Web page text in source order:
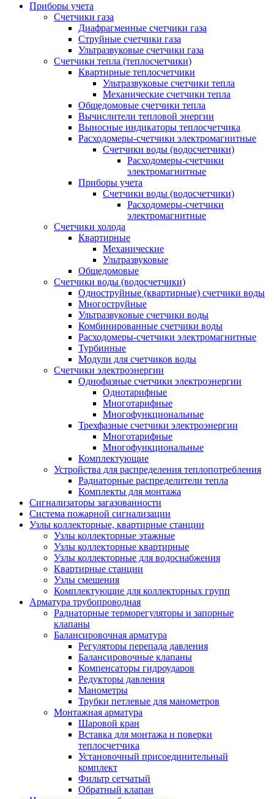
Приборы учета
Счетчики газа
Диафрагменные счетчики газа
Струйные счетчики газа
Ультразвуковые счетчики газа
Счетчики тепла (теплосчетчики)
Квартирные теплосчетчики
Ультразвуковые счетчики тепла
Механические счетчики тепла
Общедомовые счетчики тепла
Вычислители тепловой энергии
Выносные индикаторы теплосчетчика
Расходомеры-счетчики электромагнитные
Счетчики воды (водосчетчики)
Расходомеры-счетчики
электромагнитные
Приборы учета
Счетчики воды (водосчетчики)
Расходомеры-счетчики
электромагнитные
Счетчики холода
Квартирные
Механические
Ультразвуковые
Общедомовые
Счетчики воды (водосчетчики)
Одноструйные (квартирные) счетчики воды
Многоструйные
Ультразвуковые счетчики воды
Комбинированные счетчики воды
Расходомеры-счетчики электромагнитные
Турбинные
Модули для счетчиков воды
Счетчики электроэнергии
Однофазные счетчики электроэнергии
Однотарифные
Многотарифные
Многофункциональные
Трехфазные счетчики электроэнергии
Многотарифные
Многофункциональные
Комплектующие
Устройства для распределения теплопотребления
Радиаторные распределители тепла
Комплекты для монтажа
Сигнализаторы загазованности
Система пожарной сигнализации
Узлы коллекторные, квартирные станции
Узлы коллекторные этажные
Узлы коллекторные квартирные
Узлы коллекторные для водоснабжения
Квартирные станции
Узлы смешения
Комплектующие для коллекторных групп
Арматура трубопроводная
Радиаторные терморегуляторы и запорные
клапаны
Балансировочная арматура
Регуляторы перепада давления
Балансировочные клапаны
Компенсаторы гидроударов
Редукторы давления
Манометры
Трубки петлевые для манометров
Монтажная арматура
Шаровой кран
Вставка для монтажа и поверки
теплосчетчика
Установочный присоединительный
комплект
Фильтр сетчатый
Обратный клапан